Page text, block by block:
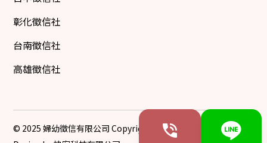
彰化徵信社
台南徵信社
高雄徵信社
© 2025 婦幼徵信有限公司 Copyright All Rights Reserved